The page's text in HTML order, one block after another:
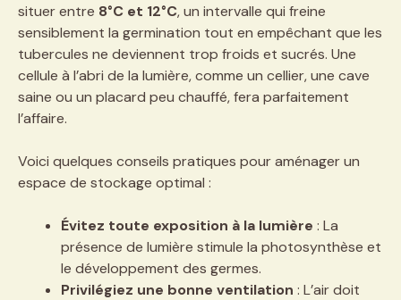
situer entre 8°C et 12°C, un intervalle qui freine
sensiblement la germination tout en empêchant que les
tubercules ne deviennent trop froids et sucrés. Une
cellule à l’abri de la lumière, comme un cellier, une cave
saine ou un placard peu chauffé, fera parfaitement
l’affaire.
Voici quelques conseils pratiques pour aménager un
espace de stockage optimal :
Évitez toute exposition à la lumière : La
présence de lumière stimule la photosynthèse et
le développement des germes.
Privilégiez une bonne ventilation : L’air doit